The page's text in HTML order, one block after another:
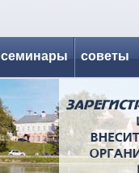
семинары советы